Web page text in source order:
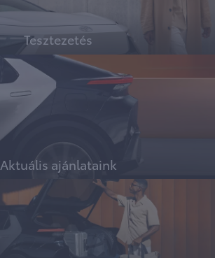
Tesztezetés
Aktuális ajánlataink